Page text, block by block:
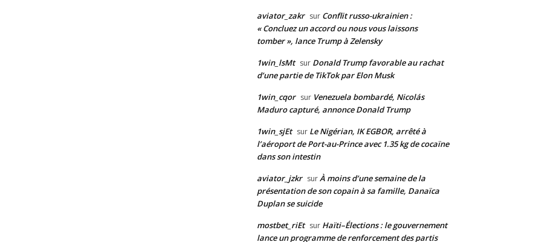
aviator_zakr sur Conflit russo-ukrainien :
« Concluez un accord ou nous vous laissons
tomber », lance Trump à Zelensky
1win_lsMt sur Donald Trump favorable au rachat
d’une partie de TikTok par Elon Musk
1win_cqor sur Venezuela bombardé, Nicolás
Maduro capturé, annonce Donald Trump
1win_sjEt sur Le Nigérian, IK EGBOR, arrêté à
l’aéroport de Port-au-Prince avec 1.35 kg de cocaïne
dans son intestin
aviator_jzkr surÀ moins d’une semaine de la
présentation de son copain à sa famille, Danaïca
Duplan se suicide
mostbet_riEt sur Haïti–Élections : le gouvernement
lance un programme de renforcement des partis